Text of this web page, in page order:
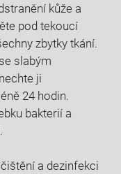
kůže a
pod tekoucí
zbytky tkání.
slabým
ji
24 hodin.
bakterií a
a dezinfekci